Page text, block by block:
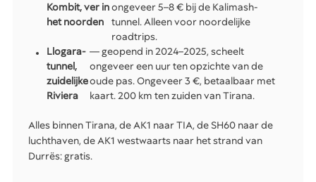
Kombit, ver in
het noorden
ongeveer 5–8 € bij de Kalimash-
tunnel. Alleen voor noordelijke
roadtrips.
Llogara-
tunnel,
zuidelijke
Riviera
— geopend in 2024–2025, scheelt
ongeveer een uur ten opzichte van de
oude pas. Ongeveer 3 €, betaalbaar met
kaart. 200 km ten zuiden van Tirana.
Alles binnen Tirana, de AK1 naar TIA, de SH60 naar de
luchthaven, de AK1 westwaarts naar het strand van
Durrës: gratis.